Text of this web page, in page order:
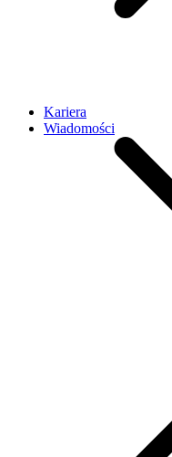
Kariera
Wiadomości